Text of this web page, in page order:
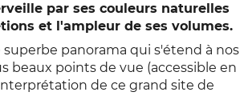
par ses couleurs naturelles
et l'ampleur de ses volumes.
superbe panorama qui s'étend à nos
beaux points de vue (accessible en
de ce grand site de